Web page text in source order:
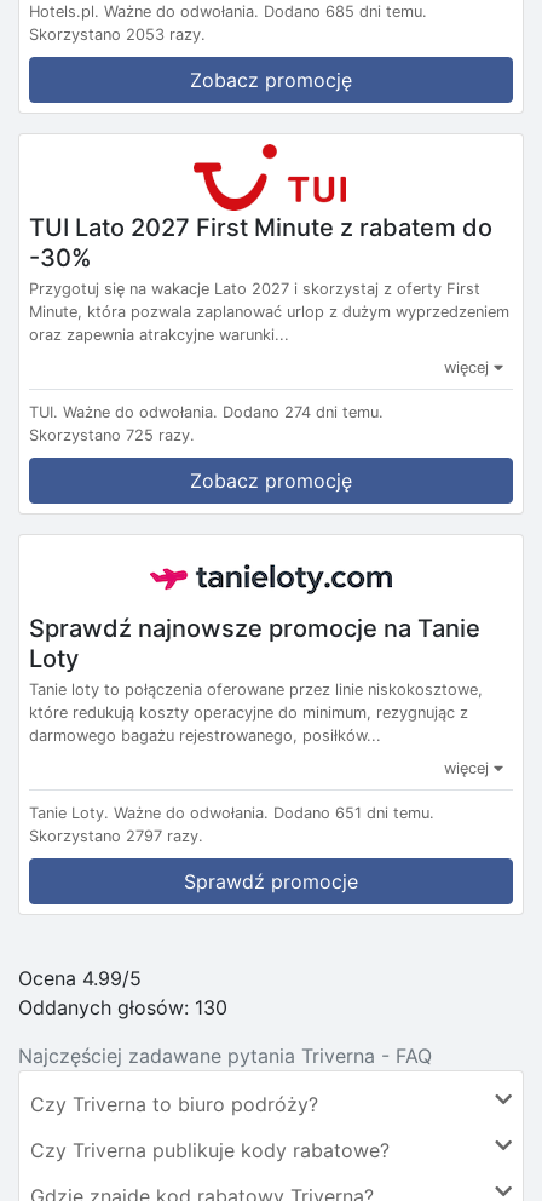
Hotels.pl. Ważne do odwołania. Dodano 685 dni temu.
Skorzystano 2053 razy.
Zobacz promocję
TUI Lato 2027 First Minute z rabatem do
-30%
Przygotuj się na wakacje Lato 2027 i skorzystaj z oferty First
Minute, która pozwala zaplanować urlop z dużym wyprzedzeniem
oraz zapewnia atrakcyjne warunki...
więcej
TUI. Ważne do odwołania. Dodano 274 dni temu.
Skorzystano 725 razy.
Zobacz promocję
Sprawdź najnowsze promocje na Tanie
Loty
Tanie loty to połączenia oferowane przez linie niskokosztowe,
które redukują koszty operacyjne do minimum, rezygnując z
darmowego bagażu rejestrowanego, posiłków...
więcej
Tanie Loty. Ważne do odwołania. Dodano 651 dni temu.
Skorzystano 2797 razy.
Sprawdź promocje
Ocena 4.99/5
Oddanych głosów: 130
Najczęściej zadawane pytania Triverna - FAQ
Czy Triverna to biuro podróży?
Czy Triverna publikuje kody rabatowe?